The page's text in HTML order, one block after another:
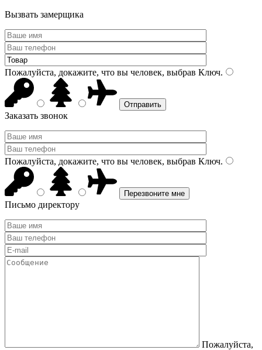
Вызвать замерщика
Пожалуйста, докажите, что вы человек, выбрав Ключ.
Заказать звонок
Пожалуйста, докажите, что вы человек, выбрав Ключ.
Письмо директору
Пожалуйста,